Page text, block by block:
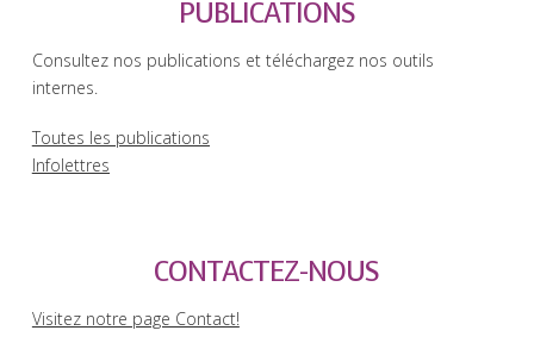
PUBLICATIONS
Consultez nos publications et téléchargez nos outils
internes.
Toutes les publications
Infolettres
CONTACTEZ-NOUS
Visitez notre page Contact!